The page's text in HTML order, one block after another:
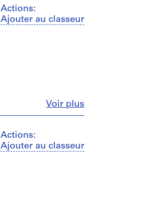
Actions:
Ajouter au classeur
Voir plusFermer
Actions:
Ajouter au classeur